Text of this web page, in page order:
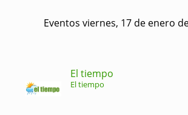
Eventos viernes, 17 de enero
El tiempo
El tiempo